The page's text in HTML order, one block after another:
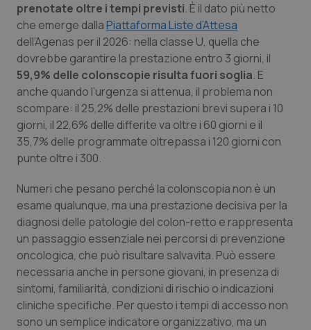
Basilicata
Calabria
Campania
Emilia-Romagna
Friuli Venezia Giulia
Lazio
Liguria
Lombardia
Marche
Artrite & artrosi
Asma & BPCO
Car-T
Colesterolo & coronaropatie
Dermatite Atopica
Diabete & glucometri
Disturbi dell’umore
Dolore
Donna & Salute
QS Club Newsletter
prenotate oltre i tempi previsti. È il dato più netto
che emerge dallaPiattaforma Liste d’Attesa
dell’Agenas per il 2026: nella classe U, quella che
dovrebbe garantire la prestazione entro 3 giorni, il
59,9% delle colonscopie risulta fuori soglia. E
anche quando l’urgenza si attenua, il problema non
scompare: il 25,2% delle prestazioni brevi supera i 10
giorni, il 22,6% delle differite va oltre i 60 giorni e il
35,7% delle programmate oltrepassa i 120 giorni con
punte oltre i 300.
Numeri che pesano perché la colonscopia non è un
esame qualunque, ma una prestazione decisiva per la
diagnosi delle patologie del colon-retto e rappresenta
un passaggio essenziale nei percorsi di prevenzione
oncologica, che può risultare salvavita. Può essere
necessaria anche in persone giovani, in presenza di
sintomi, familiarità, condizioni di rischio o indicazioni
cliniche specifiche. Per questo i tempi di accesso non
sono un semplice indicatore organizzativo, ma un